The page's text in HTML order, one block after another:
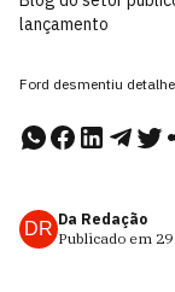
lançamento
Ford desmentiu
DR Da Redação
Publicado em